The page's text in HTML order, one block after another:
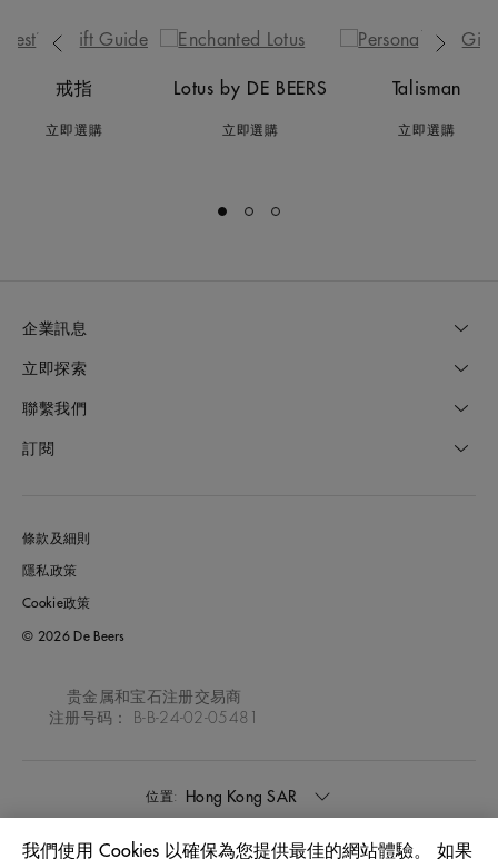
戒指
立即選購
Lotus by DE BEERS
立即選購
Talisman
立即選購
企業訊息
立即探索
聯繫我們
訂閱
條款及細則
隱私政策
Cookie政策
© 2026 De Beers
贵金属和宝石注册交易商
注册号码： B-B-24-02-05481
位置: Hong Kong SAR
我們使用 Cookies 以確保為您提供最佳的網站體驗。 如果